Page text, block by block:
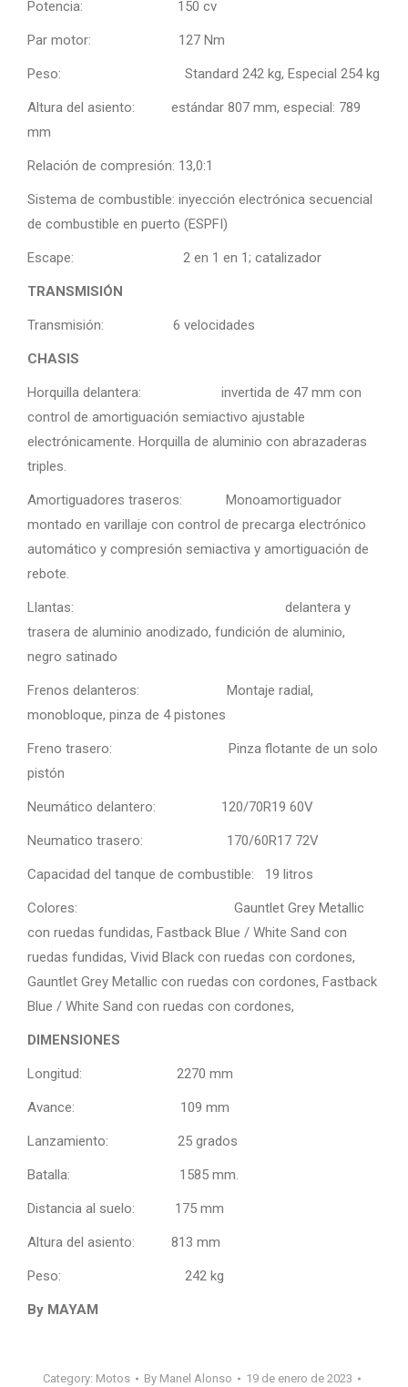
Potencia: 150 cv
Par motor: 127 Nm
Peso: Standard 242 kg, Especial 254 kg
Altura del asiento: estándar 807 mm, especial: 789
mm
Relación de compresión: 13,0:1
Sistema de combustible: inyección electrónica secuencial
de combustible en puerto (ESPFI)
Escape: 2 en 1 en 1; catalizador
TRANSMISIÓN
Transmisión: 6 velocidades
CHASIS
Horquilla delantera: invertida de 47 mm con
control de amortiguación semiactivo ajustable
electrónicamente. Horquilla de aluminio con abrazaderas
triples.
Amortiguadores traseros: Monoamortiguador
montado en varillaje con control de precarga electrónico
automático y compresión semiactiva y amortiguación de
rebote.
Llantas: delantera y
trasera de aluminio anodizado, fundición de aluminio,
negro satinado
Frenos delanteros: Montaje radial,
monobloque, pinza de 4 pistones
Freno trasero: Pinza flotante de un solo
pistón
Neumático delantero: 120/70R19 60V
Neumatico trasero: 170/60R17 72V
Capacidad del tanque de combustible: 19 litros
Colores: Gauntlet Grey Metallic
con ruedas fundidas, Fastback Blue / White Sand con
ruedas fundidas, Vivid Black con ruedas con cordones,
Gauntlet Grey Metallic con ruedas con cordones, Fastback
Blue / White Sand con ruedas con cordones,
DIMENSIONES
Longitud: 2270 mm
Avance: 109 mm
Lanzamiento: 25 grados
Batalla: 1585 mm.
Distancia al suelo: 175 mm
Altura del asiento: 813 mm
Peso: 242 kg
By MAYAM
Category: Motos By Manel Alonso
19 de enero de 2023